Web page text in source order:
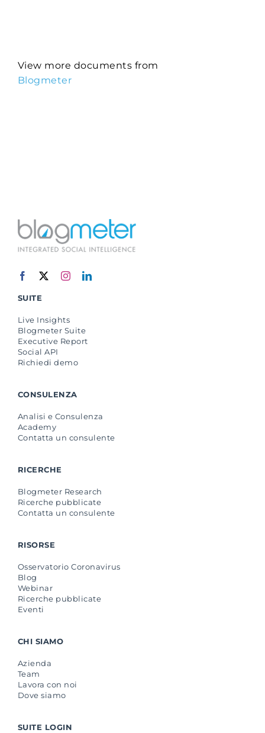
View more documents from
Blogmeter
SUITE
Live Insights
Blogmeter Suite
Executive Report
Social API
Richiedi demo
CONSULENZA
Analisi e Consulenza
Academy
Contatta un consulente
RICERCHE
Blogmeter Research
Ricerche pubblicate
Contatta un consulente
RISORSE
Osservatorio Coronavirus
Blog
Webinar
Ricerche pubblicate
Eventi
CHI SIAMO
Azienda
Team
Lavora con noi
Dove siamo
SUITE LOGIN